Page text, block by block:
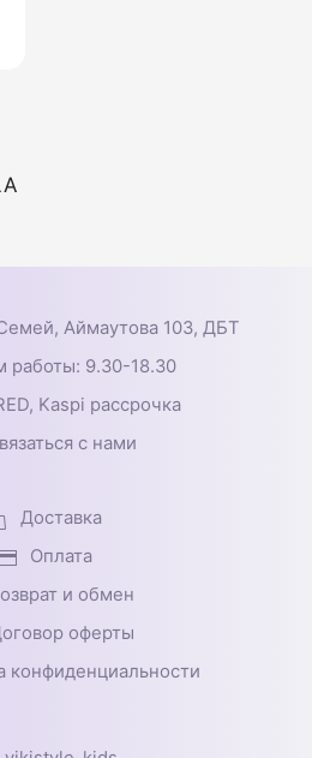
Аймаутова 103, ДБТ
работы: 9.30-18.30
Kaspi рассрочка
с нами
Доставка
Оплата
и обмен
оферты
конфиденциальности